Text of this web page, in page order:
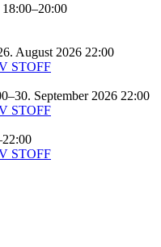
August 2026 22:00
STOFF
September 2026 22:00
STOFF
STOFF